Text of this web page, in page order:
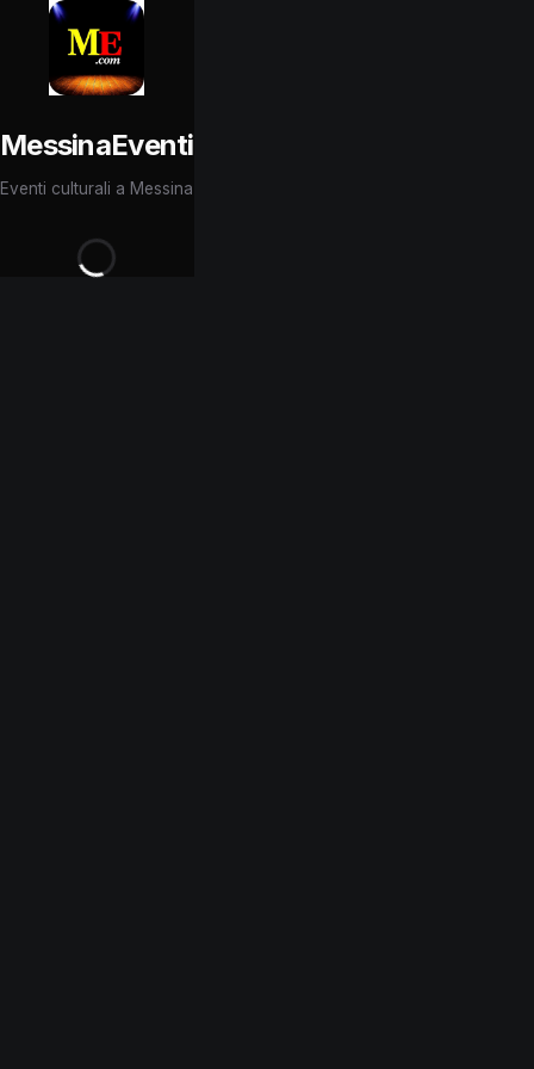
MessinaEventi
Eventi culturali a Messina